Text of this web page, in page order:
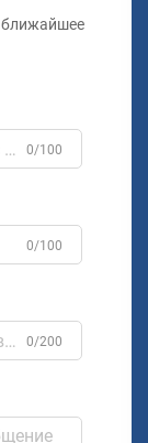
ближайшее
0/100
0/100
0/200